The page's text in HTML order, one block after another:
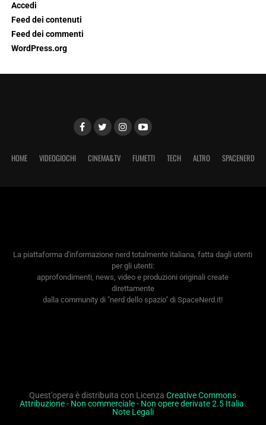
Accedi
Feed dei contenuti
Feed dei commenti
WordPress.org
HOME VIDEOGIOCHI CINEMA&TV FUMETTI TECH ALTRO SPACENERD
La piattaforma d'informazione nerd totalmente italiana, fatta dagli utenti
per gli utenti:
approfondimenti, news, video e produzioni originali create
direttamente
dalla community di "nerd dello spazio" di SpaceNerd.it!
Quest'opera è distribuita con LicenzaCreative Commons
Attribuzione - Non commerciale - Non opere derivate 2.5 Italia.
Note Legali